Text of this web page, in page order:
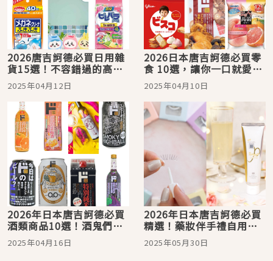
2026唐吉訶德必買日用雜
貨15選！不容錯過的高CP
值好物
2025年04月12日
2026日本唐吉訶德必買零
食 10選，讓你一口就愛
上！
2025年04月10日
2026年日本唐吉訶德必買
酒類商品10選！酒鬼們來
這裡買這些就對了
2025年04月16日
2026年日本唐吉訶德必買
精選！藥妝伴手禮自用皆
宜高CP商品一次買齊不後
悔就看這篇
2025年05月30日